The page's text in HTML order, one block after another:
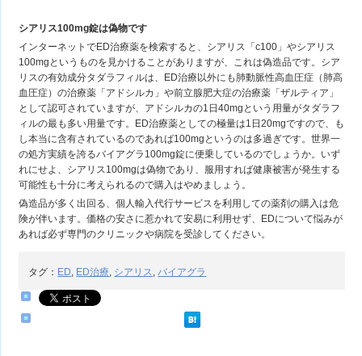
シアリス100mg錠は偽物です
インターネットでED治療薬を検索すると、シアリス「c100」やシアリス
100mgというものを見かけることがありますが、これは偽造品です。シア
リスの有効成分タダラフィルは、ED治療以外にも肺動脈性高血圧症（肺高
血圧症）の治療薬「アドシルカ」や前立腺肥大症の治療薬「ザルティア」
として認可されていますが、アドシルカの1日40mgという用量がタダラフ
ィルの最も多い用量です。ED治療薬としての極量は1日20mgですので、も
し本当に含有されているのであれば100mgというのは多過ぎです。世界一
の処方実績を誇るバイアグラ100mg錠に便乗しているのでしょうか。いず
れにせよ、シアリス100mgは偽物であり、服用すれば健康被害が発生する
可能性も十分に考えられるので購入はやめましょう。
偽造品が多く出回る、個人輸入代行サービスを利用しての薬剤の購入は危
険が伴います。価格の安さに惹かれて安易に利用せず、EDについて悩みが
あれば必ず専門のクリニックや病院を受診してください。
タグ： ED ED治療 シアリス バイアグラ